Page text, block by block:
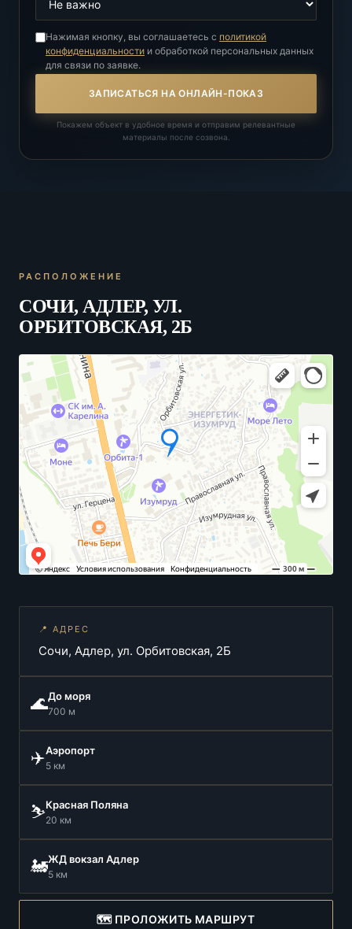
Нажимая кнопку, вы соглашаетесь с политикой
конфиденциальности и обработкой персональных данных
для связи по заявке.
ЗАПИСАТЬСЯ НА ОНЛАЙН-ПОКАЗ
Покажем объект в удобное время и отправим релевантные
материалы после созвона.
РАСПОЛОЖЕНИЕ
СОЧИ, АДЛЕР, УЛ.
ОРБИТОВСКАЯ, 2Б
📍 АДРЕС
Сочи, Адлер, ул. Орбитовская, 2Б
🌊До моря
700 м
✈️Аэропорт
5 км
⛷️Красная Поляна
20 км
🚂ЖД вокзал Адлер
5 км
🗺️ ПРОЛОЖИТЬ МАРШРУТ